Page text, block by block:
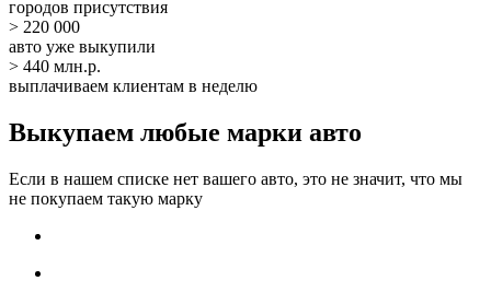
городов присутствия
> 220 000
авто уже выкупили
> 440 млн.р.
выплачиваем клиентам в неделю
Выкупаем любые марки авто
Если в нашем списке нет вашего авто, это не значит, что мы
не покупаем такую марку